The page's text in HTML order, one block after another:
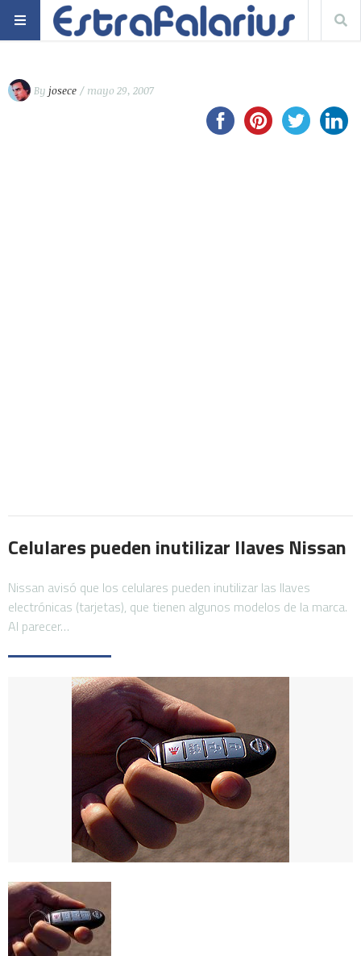
By josece / mayo 29, 2007
Celulares pueden inutilizar llaves Nissan
Nissan avisó que los celulares pueden inutilizar las llaves
electrónicas (tarjetas), que tienen algunos modelos de la marca.
Al parecer…